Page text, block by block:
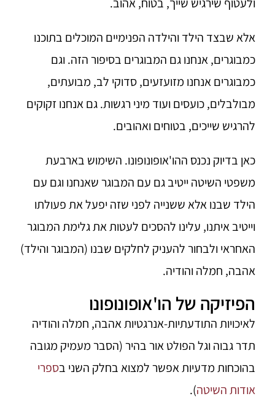
אלא שבצד הילד והילדה הפנימיים המוכלים בתוכנו
כמבוגרים, אנחנו גם המבוגרים בסיפור הזה. וגם
כמבוגרים אנחנו מזועזעים, סדוקי לב, מבועתים,
מבולבלים, כועסים ועוד מיני רגשות. גם אנחנו זקוקים
להרגיש שייכים, בטוחים ואהובים.
כאן בדיוק נכנס ההו'אופונופונו. השימוש בארבעת
משפטי השיטה ייטיב גם עם המבוגר שאנחנו וגם עם
הילד שבנו אלא ששנייה לפני שזה יפעל את פעולתו
וייטיב איתנו, עלינו להסכים לעטות את גלימת המבוגר
האחראי ולבחור להעניק לחלקים שבנו (המבוגר והילד)
אהבה, חמלה והודיה.
הפיזיקה של הו'אופונופונו
לאיכויות התודעתיות-אנרגטיות אהבה, חמלה והודיה
תדר גבוה וגל הפולט אור בהיר (הסבר מעמיק מגובה
בהוכחות מדעיות אפשר למצוא בחלק השני בספרי
אודות השיטה).